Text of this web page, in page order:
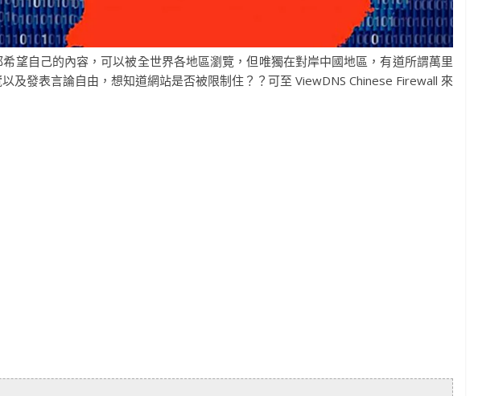
望自己的內容，可以被全世界各地區瀏覽，但唯獨在對岸中國地區，有道所謂萬里
及發表言論自由，想知道網站是否被限制住？？可至 ViewDNS Chinese Firewall 來